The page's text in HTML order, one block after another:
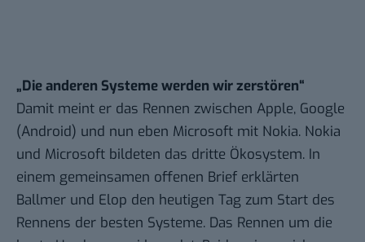
„Die anderen Systeme werden wir zerstören“
Damit meint er das Rennen zwischen Apple, Google
(Android) und nun eben Microsoft mit Nokia. Nokia
und Microsoft bildeten das dritte Ökosystem. In
einem gemeinsamen offenen Brief erklärten
Ballmer und Elop den heutigen Tag zum Start des
Rennens der besten Systeme. Das Rennen um die